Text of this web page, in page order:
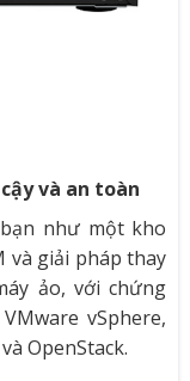
và an toàn
như một kho
và giải pháp thay
ảo, với chứng
vSphere,
OpenStack.